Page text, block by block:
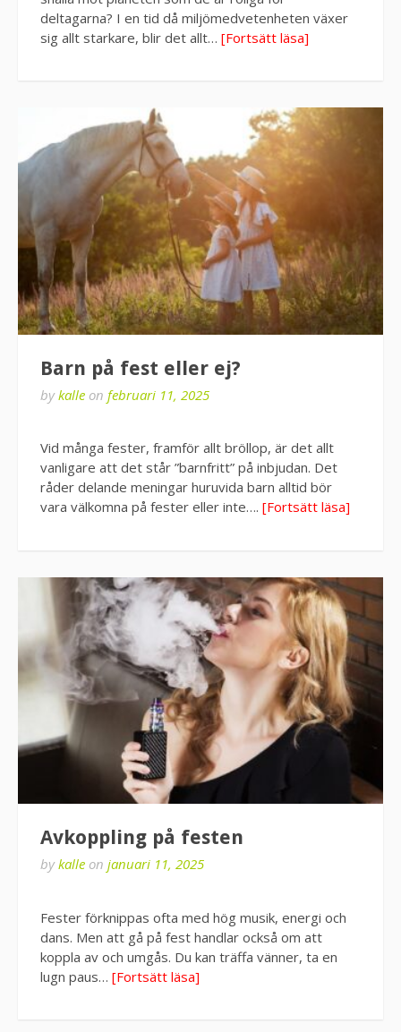
deltagarna? I en tid då miljömedvetenheten växer
sig allt starkare, blir det allt… [Fortsätt läsa]
Barn på fest eller ej?
bykalle on februari 11, 2025
Vid många fester, framför allt bröllop, är det allt
vanligare att det står ”barnfritt” på inbjudan. Det
råder delande meningar huruvida barn alltid bör
vara välkomna på fester eller inte…. [Fortsätt läsa]
Avkoppling på festen
bykalle on januari 11, 2025
Fester förknippas ofta med hög musik, energi och
dans. Men att gå på fest handlar också om att
koppla av och umgås. Du kan träffa vänner, ta en
lugn paus… [Fortsätt läsa]